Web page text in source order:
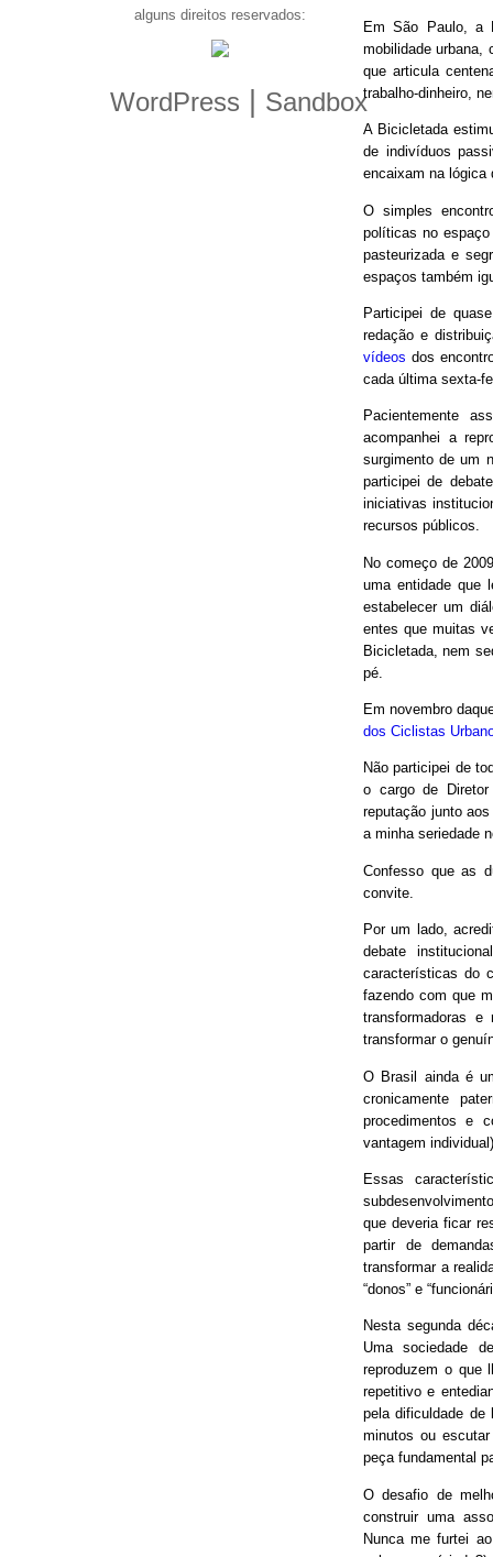
Em São Paulo, a
mobilidade urbana,
que articula
trabalho-dinheiro,
A Bicicletada
de indivíduos
encaixam na lógica
O simples
políticas no
pasteurizada e
espaços também
Participei de
redação e
vídeos dos
cada última sexta-
Pacientemente
acompanhei a
surgimento de um
participei de
iniciativas
recursos públicos.
No começo de
uma entidade que
estabelecer um
entes que muitas
Bicicletada, nem
pé.
Em novembro
dos Ciclistas
Não participei de
o cargo de
reputação junto
a minha seriedade
Confesso que as
convite.
Por um lado,
debate
características do
fazendo com que
transformadoras
transformar o
O Brasil ainda é
cronicamente
procedimentos e
vantagem
Essas
que deveria ficar
partir de
transformar a
“donos” e
Nesta segunda
Uma sociedade
reproduzem o que
repetitivo e
pela dificuldade
minutos ou
peça fundamental
O desafio de
construir uma
Nunca me furtei
alguns direitos reservados:
WordPress Sandbox